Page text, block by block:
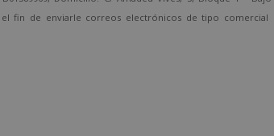
fin de enviarle correos electrónicos de tipo comercial
a la dirección direccion@grupotarraco.com.